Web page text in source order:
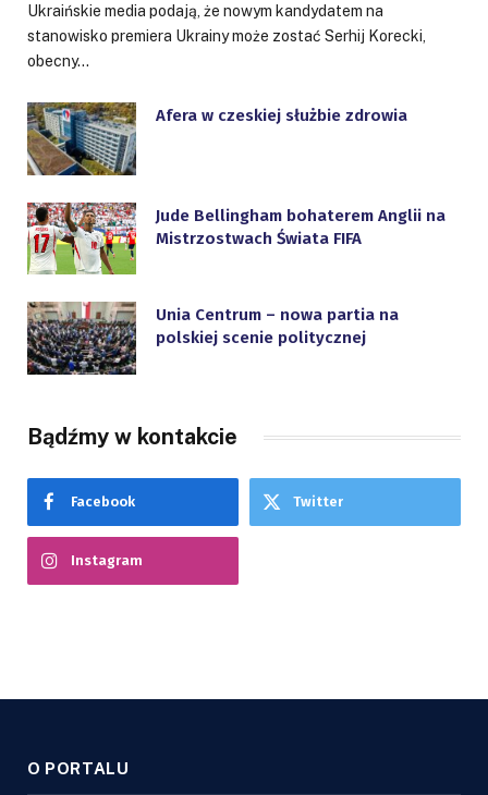
Ukraińskie media podają, że nowym kandydatem na
stanowisko premiera Ukrainy może zostać Serhij Korecki,
obecny…
Afera w czeskiej służbie zdrowia
Jude Bellingham bohaterem Anglii na
Mistrzostwach Świata FIFA
Unia Centrum – nowa partia na
polskiej scenie politycznej
Bądźmy w kontakcie
Facebook Twitter
Instagram
O PORTALU